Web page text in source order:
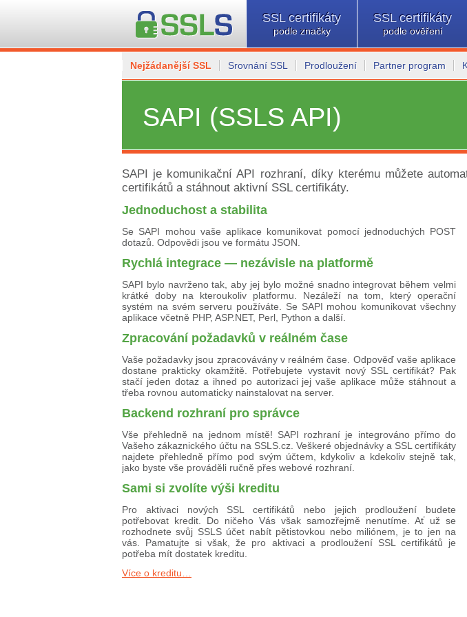
SSL certifikáty
podle značky
SSL certifikáty
podle ověření
Nejžádanější SSL Srovnání SSL Prodloužení Partner program
SAPI (SSLS API)
SAPI je komunikační API rozhraní, díky kterému můžete
certifikátů a stáhnout aktivní SSL certifikáty.
Jednoduchost a stabilita
Se SAPI mohou vaše aplikace komunikovat pomocí jednoduchých POST
dotazů. Odpovědi jsou ve formátu JSON.
Rychlá integrace — nezávisle na platformě
SAPI bylo navrženo tak, aby jej bylo možné snadno integrovat během velmi
krátké doby na kteroukoliv platformu. Nezáleží na tom, který operační
systém na svém serveru používáte. Se SAPI mohou komunikovat všechny
aplikace včetně PHP, ASP.NET, Perl, Python a další.
Zpracování požadavků v reálném čase
Vaše požadavky jsou zpracovávány v reálném čase. Odpověď vaše aplikace
dostane prakticky okamžitě. Potřebujete vystavit nový SSL certifikát? Pak
stačí jeden dotaz a ihned po autorizaci jej vaše aplikace může stáhnout a
třeba rovnou automaticky nainstalovat na server.
Backend rozhraní pro správce
Vše přehledně na jednom místě! SAPI rozhraní je integrováno přímo do
Vašeho zákaznického účtu na SSLS.cz. Veškeré objednávky a SSL certifikáty
najdete přehledně přímo pod svým účtem, kdykoliv a kdekoliv stejně tak,
jako byste vše prováděli ručně přes webové rozhraní.
Sami si zvolíte výši kreditu
Pro aktivaci nových SSL certifikátů nebo jejich prodloužení budete
potřebovat kredit. Do ničeho Vás však samozřejmě nenutíme. Ať už se
rozhodnete svůj SSLS účet nabít pětistovkou nebo miliónem, je to jen na
vás. Pamatujte si však, že pro aktivaci a prodloužení SSL certifikátů je
potřeba mít dostatek kreditu.
Více o kreditu…